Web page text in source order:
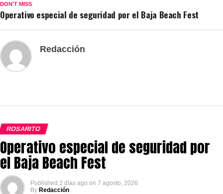
DON'T MISS
Operativo especial de seguridad por el Baja Beach Fest
Redacción
ROSARITO
Operativo especial de seguridad por
el Baja Beach Fest
Published 2 días ago on 7 agosto, 2026
By Redacción